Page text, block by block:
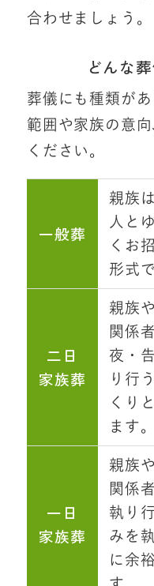
合わせましょう。
どんな
葬儀にも種類が
範囲や家族の意
ください。
一般葬
親族
人と
くお
形式
二日
家族葬
親族
関係
夜・
り行
くり
ます。
一日
家族葬
親族
関係
執り
みを
に余
す。